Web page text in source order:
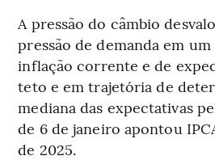
A pressão do câmbio
pressão de demanda em
inflação corrente e de
teto e em trajetória de
mediana das expectativas
de 6 de janeiro apontou
de 2025.